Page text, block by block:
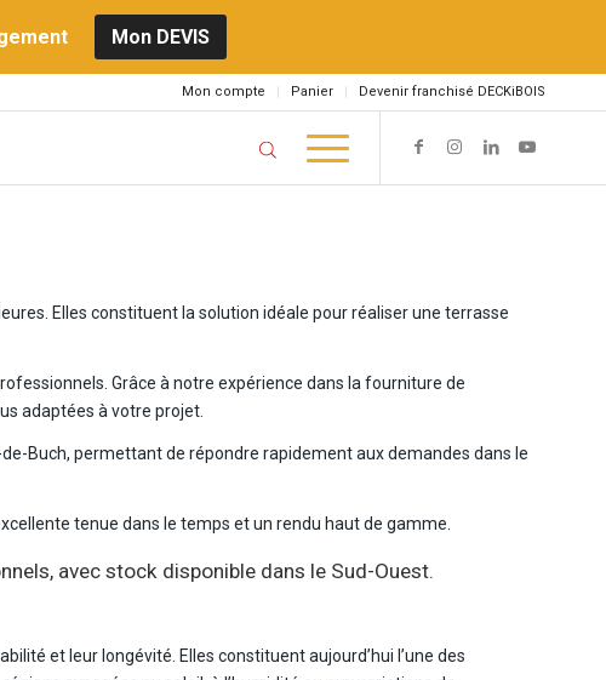
Mon DEVIS
Mon compte Panier Devenir franchisé DECKiBOIS
Elles constituent la solution idéale pour réaliser une terrasse
Grâce à notre expérience dans la fourniture de
adaptées à votre projet.
Buch, permettant de répondre rapidement aux demandes dans le
tenue dans le temps et un rendu haut de gamme.
avec stock disponible dans le Sud-Ouest.
et leur longévité. Elles constituent aujourd’hui l’une des